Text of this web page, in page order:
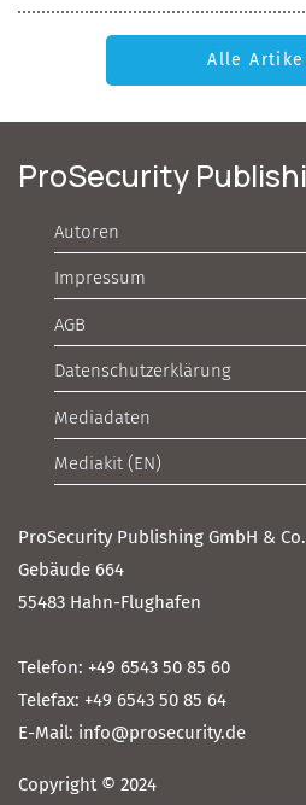
Alle
ProSecurity
Autoren
Impressum
AGB
Datenschutzerklärung
Mediadaten
Mediakit (EN)
ProSecurity Publishing GmbH & Co.
Gebäude 664
55483 Hahn-Flughafen
Telefon: +49 6543 50 85 60
Telefax: +49 6543 50 85 64
E-Mail: info@prosecurity.de
Copyright © 2024